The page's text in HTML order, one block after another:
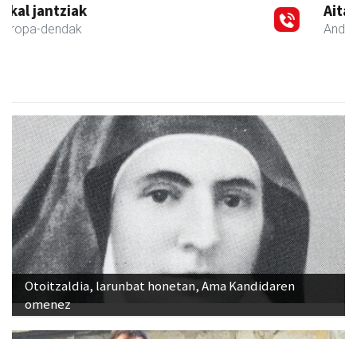
Aita Larramendi Ikastola
Andoain - Hezkuntza
Otoitzaldia, larunbat honetan, Ama Kandidaren
omenez